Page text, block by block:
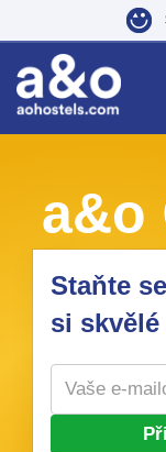
a&o
Staňte
si